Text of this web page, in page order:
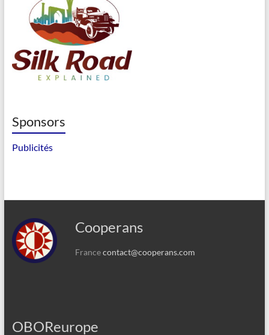
Sponsors
Publicités
Cooperans
Francecontact@cooperans.com
OBOReurope